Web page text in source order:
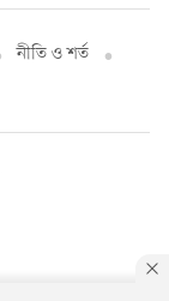
নীতি ও শর্ত